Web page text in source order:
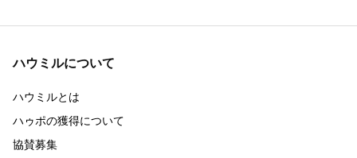
ハウミルについて
ハウミルとは
ハゥポの獲得について
協賛募集